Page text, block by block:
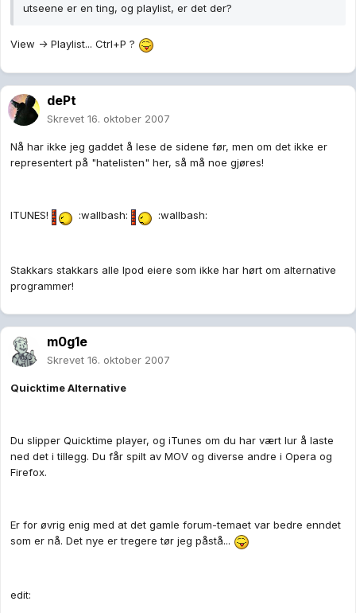
utseene er en ting, og playlist, er det der?
View -> Playlist... Ctrl+P ?
dePt
Skrevet 16. oktober 2007
Nå har ikke jeg gaddet å lese de sidene før, men om det ikke er
representert på "hatelisten" her, så må noe gjøres!
ITUNES! :wallbash: :wallbash:
Stakkars stakkars alle Ipod eiere som ikke har hørt om alternative
programmer!
m0g1e
Skrevet 16. oktober 2007
Quicktime Alternative
Du slipper Quicktime player, og iTunes om du har vært lur å laste
ned det i tillegg. Du får spilt av MOV og diverse andre i Opera og
Firefox.
Er for øvrig enig med at det gamle forum-temaet var bedre enndet
som er nå. Det nye er tregere tør jeg påstå...
edit: